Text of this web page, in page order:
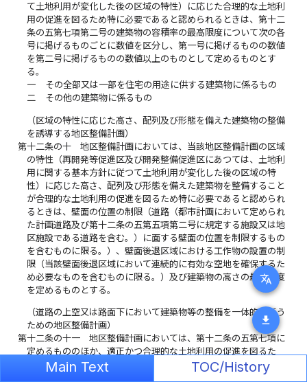
translate
download
て土地利用が変化した後の区域の特性）に応じた合理的な土地利
用の促進を図るため特に必要であると認められるときは、第十二
条の五第七項第二号の建築物の容積率の最高限度について次の各
号に掲げるものごとに数値を区分し、第一号に掲げるものの数値
を第二号に掲げるものの数値以上のものとして定めるものとす
る。
一
その全部又は一部を住宅の用途に供する建築物に係るもの
二
その他の建築物に係るもの
（区域の特性に応じた高さ、配列及び形態を備えた建築物の整備
を誘導する地区整備計画）
第十二条の十
地区整備計画においては、当該地区整備計画の区域
の特性（再開発等促進区及び開発整備促進区にあつては、土地利
用に関する基本方針に従つて土地利用が変化した後の区域の特
性）に応じた高さ、配列及び形態を備えた建築物を整備すること
が合理的な土地利用の促進を図るため特に必要であると認められ
るときは、壁面の位置の制限（道路（都市計画において定められ
た計画道路及び第十二条の五第五項第二号に規定する施設又は地
区施設である道路を含む。）に面する壁面の位置を制限するもの
を含むものに限る。）、壁面後退区域における工作物の設置の制
限（当該壁面後退区域において連続的に有効な空地を確保するた
め必要なものを含むものに限る。）及び建築物の高さの最高限度
を定めるものとする。
（道路の上空又は路面下において建築物等の整備を一体的に行う
ための地区整備計画）
第十二条の十一
地区整備計画においては、第十二条の五第七項に
定めるもののほか、適正かつ合理的な土地利用の促進を図るた
め、都市計画施設である道路（自動車のみの交通の用に供するも
の及び自動車の沿道への出入りができない高架その他の構造のも
Main Text TOC/History